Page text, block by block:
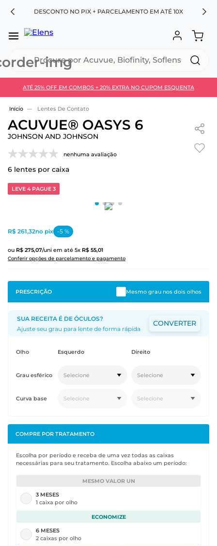
DESCONTO NO PIX + PARCELAMENTO EM ATÉ 10X
ATÉ 25% OFF EM COMBOS + 20% EXTRA NO CUPOM ESQUENTA
Use 30HOJE e ganhe 30% OFF + economia extra no
Lentes De Contato
ACUVUE® OASYS 6
JOHNSON AND JOHNSON
nenhuma avaliação
6 lentes por caixa
LEVE 4 PAGUE 3
ou R$ 275,07/uni em até 5x R$ 55,01
Conferir opções de parcelamento e pagamento
R$ 261,32no pix -5 %
PRESCRIÇÃO Mesmo grau nos dois olhos
SUA RECEITA É DE ÓCULOS?
Ajuste seu grau para lente de forma rápida
CONVERTER
Olho
Grau esférico
Curva base
Esquerdo
Selecione
Selecione
Direito
Selecione
Selecione
COMPRE POR TRATAMENTO
Escolha por período e receba de uma vez todas as caixas
necessárias para seu tratamento. Escolha abaixo um período:
MESMO VALOR UN
3 MESES
1 caixa por olho
ECONOMIZE
6 MESES
2 caixas por olho